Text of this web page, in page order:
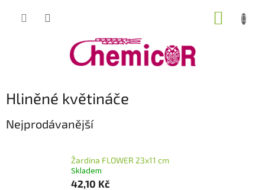
Hliněné květináče
Nejprodávanější
Žardina FLOWER 23x11 cm
Skladem
42,10 Kč